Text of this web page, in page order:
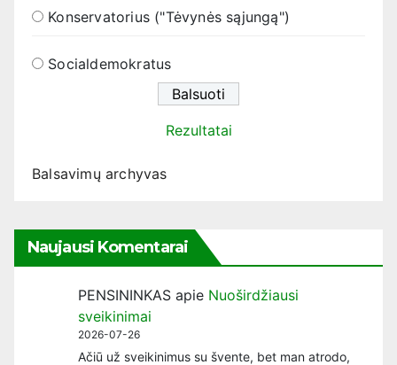
Konservatorius ("Tėvynės sąjungą")
Socialdemokratus
Rezultatai
Balsavimų archyvas
Naujausi Komentarai
PENSININKAS apie Nuoširdžiausi
sveikinimai
2026-07-26
Ačiū už sveikinimus su švente, bet man atrodo,